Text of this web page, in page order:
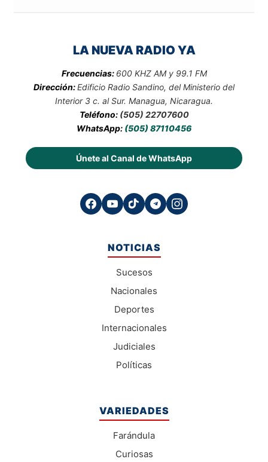
LA NUEVA RADIO YA
Frecuencias: 600 KHZ AM y 99.1 FM
Dirección:Edificio Radio Sandino, del Ministerio del
Interior 3 c. al Sur. Managua, Nicaragua.
Teléfono: (505) 22707600
WhatsApp: (505) 87110456
Únete al Canal de WhatsApp
NOTICIAS
Sucesos
Nacionales
Deportes
Internacionales
Judiciales
Políticas
VARIEDADES
Farándula
Curiosas